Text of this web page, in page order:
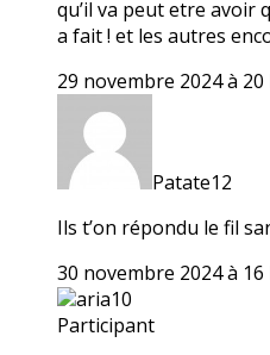
qu’il va peut etre avoir
a fait ! et les autres
29 novembre 2024 à 20
Patate12
Ils t’on répondu le fil
30 novembre 2024 à 16
aria10
Participant